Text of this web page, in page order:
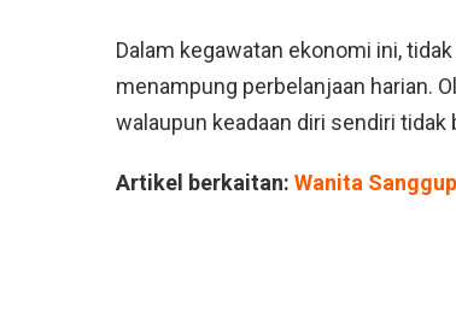
Dalam kegawatan ekonomi ini,
menampung perbelanjaan harian.
walaupun keadaan diri sendiri tidak
Artikel berkaitan: Wanita